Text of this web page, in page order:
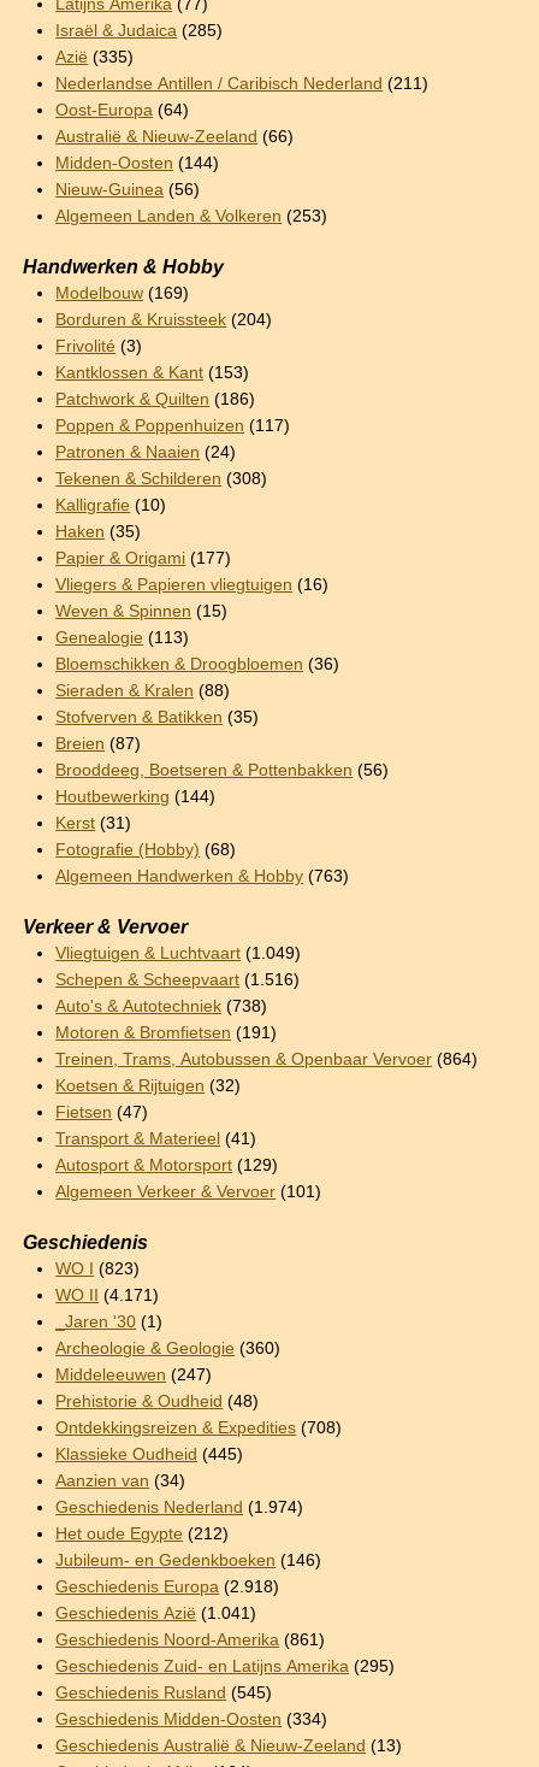
Latijns Amerika (77)
Israël & Judaica (285)
Azië (335)
Nederlandse Antillen / Caribisch Nederland (211)
Oost-Europa (64)
Australië & Nieuw-Zeeland (66)
Midden-Oosten (144)
Nieuw-Guinea (56)
Algemeen Landen & Volkeren (253)
Handwerken & Hobby
Modelbouw (169)
Borduren & Kruissteek (204)
Frivolité (3)
Kantklossen & Kant (153)
Patchwork & Quilten (186)
Poppen & Poppenhuizen (117)
Patronen & Naaien (24)
Tekenen & Schilderen (308)
Kalligrafie (10)
Haken (35)
Papier & Origami (177)
Vliegers & Papieren vliegtuigen (16)
Weven & Spinnen (15)
Genealogie (113)
Bloemschikken & Droogbloemen (36)
Sieraden & Kralen (88)
Stofverven & Batikken (35)
Breien (87)
Brooddeeg, Boetseren & Pottenbakken (56)
Houtbewerking (144)
Kerst (31)
Fotografie (Hobby) (68)
Algemeen Handwerken & Hobby (763)
Verkeer & Vervoer
Vliegtuigen & Luchtvaart (1.049)
Schepen & Scheepvaart (1.516)
Auto's & Autotechniek (738)
Motoren & Bromfietsen (191)
Treinen, Trams, Autobussen & Openbaar Vervoer (864)
Koetsen & Rijtuigen (32)
Fietsen (47)
Transport & Materieel (41)
Autosport & Motorsport (129)
Algemeen Verkeer & Vervoer (101)
Geschiedenis
WO I (823)
WO II (4.171)
_Jaren '30 (1)
Archeologie & Geologie (360)
Middeleeuwen (247)
Prehistorie & Oudheid (48)
Ontdekkingsreizen & Expedities (708)
Klassieke Oudheid (445)
Aanzien van (34)
Geschiedenis Nederland (1.974)
Het oude Egypte (212)
Jubileum- en Gedenkboeken (146)
Geschiedenis Europa (2.918)
Geschiedenis Azië (1.041)
Geschiedenis Noord-Amerika (861)
Geschiedenis Zuid- en Latijns Amerika (295)
Geschiedenis Rusland (545)
Geschiedenis Midden-Oosten (334)
Geschiedenis Australië & Nieuw-Zeeland (13)